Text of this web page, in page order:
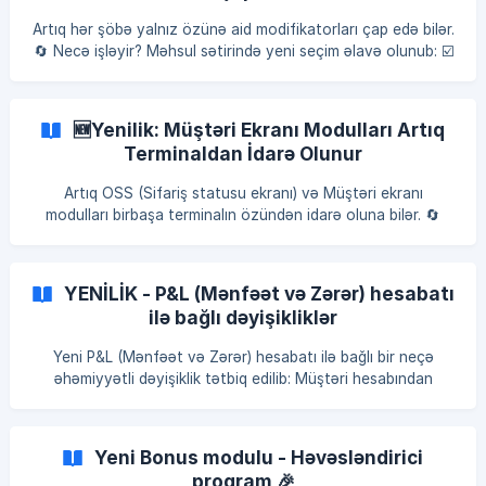
Artıq hər şöbə yalnız özünə aid modifikatorları çap edə bilər.
🔄 Necə işləyir? Məhsul sətirində yeni seçim əlavə olunub: ☑️
Digər şöbələrə aid və ya şöbəsi olmayan modifikatorlar çap
olunmur Seçim aktiv deyilsə, sistem əvvəlki kimi bütün
modifikatorları çap edir. 🎯 Nəticə: 🖨️ Çap daha səliqəli və
və əməl
🆕Yenilik: Müştəri Ekranı Modulları Artıq
Terminaldan İdarə Olunur
Artıq OSS (Sifariş statusu ekranı) və Müştəri ekranı
modulları birbaşa terminalın özündən idarə oluna bilər. 🔄
Hər monitorun yanındakı dropdown-dan 3 seçimdən biri
təyin edilir: Sifariş statusu modulu — sifariş statusu ekranı
Müştəri ekranı modulu —
YENİLİK - P&L (Mənfəət və Zərər) hesabatı
ilə bağlı dəyişikliklər
Yeni P&L (Mənfəət və Zərər) hesabatı ilə bağlı bir neçə
əhəmiyyətli dəyişiklik tətbiq edilib: Müştəri hesabından
edir, çünki bu ödənişlər artıq ümumi maliyyə vəziyyətinə
Yeni Bonus modulu - Həvəsləndirici
proqram 🎉